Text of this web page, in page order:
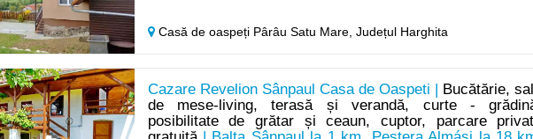
Casă de oaspeți Pârâu Satu Mare, Județul Harghita
Cazare Revelion Sânpaul Casa de Oaspeti |
Bucătărie,
de mese-living, terasă și verandă, curte -
posibilitate de grătar și ceaun, cuptor, parcare